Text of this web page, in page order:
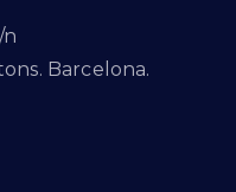
Barcelona.